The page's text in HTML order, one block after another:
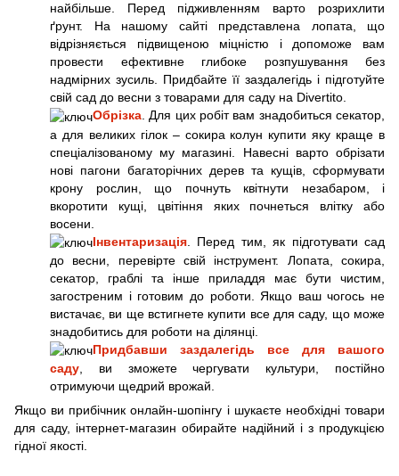
найбільше. Перед підживленням варто розрихлити
ґрунт. На нашому сайті представлена лопата, що
відрізняється підвищеною міцністю і допоможе вам
провести ефективне глибоке розпушування без
надмірних зусиль. Придбайте її заздалегідь і підготуйте
свій сад до весни з товарами для саду на Divertito.
Обрізка. Для цих робіт вам знадобиться секатор,
а для великих гілок – сокира колун купити яку краще в
спеціалізованому му магазині. Навесні варто обрізати
нові пагони багаторічних дерев та кущів, сформувати
крону рослин, що почнуть квітнути незабаром, і
вкоротити кущі, цвітіння яких почнеться влітку або
восени.
Інвентаризація . Перед тим, як підготувати сад
до весни, перевірте свій інструмент. Лопата, сокира,
секатор, граблі та інше приладдя має бути чистим,
загостреним і готовим до роботи. Якщо ваш чогось не
вистачає, ви ще встигнете купити все для саду, що може
знадобитись для роботи на ділянці.
Придбавши заздалегідь все для вашого
саду, ви зможете чергувати культури, постійно
отримуючи щедрий врожай.
Якщо ви прибічник онлайн-шопінгу і шукаєте необхідні товари
для саду, інтернет-магазин обирайте надійний і з продукцією
гідної якості.